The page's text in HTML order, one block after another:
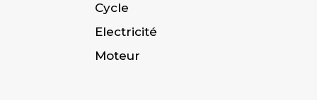
Cycle
Electricité
Moteur